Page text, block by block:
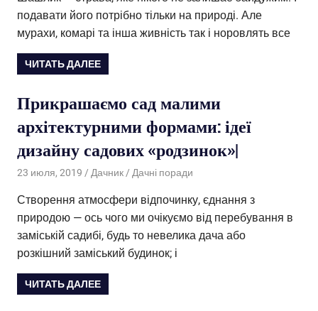
подавати його потрібно тільки на природі. Але
мурахи, комарі та інша живність так і норовлять все
ЧИТАТЬ ДАЛЕЕ
Прикрашаємо сад малими
архітектурними формами: ідеї
дизайну садових «родзинок»|
23 июля, 2019 Дачник Дачні поради
Створення атмосфери відпочинку, єднання з
природою — ось чого ми очікуємо від перебування в
заміській садибі, будь то невелика дача або
розкішний заміський будинок; і
ЧИТАТЬ ДАЛЕЕ